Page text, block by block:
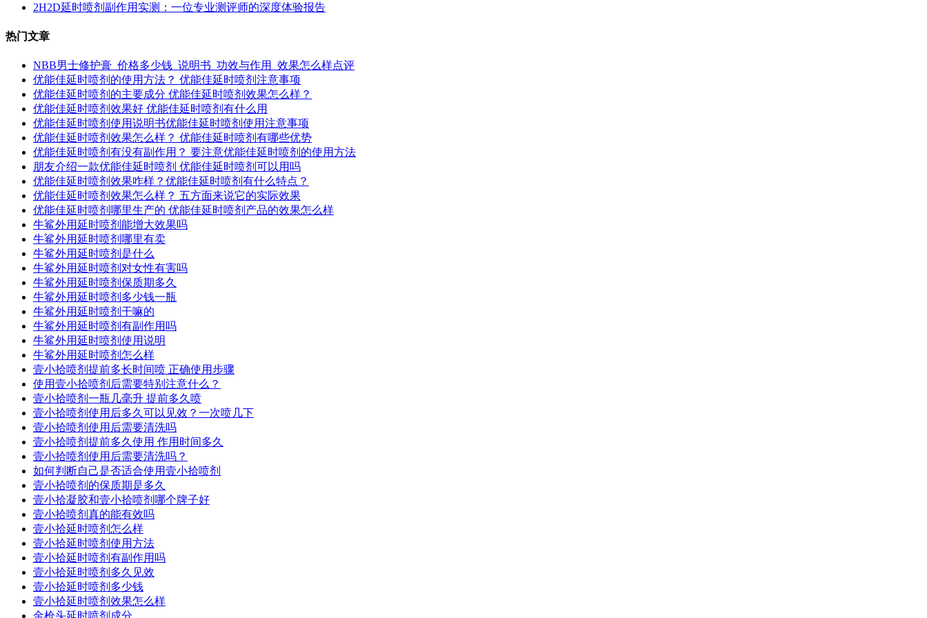
2H2D延时喷剂副作用实测：一位专业测评师的深度体验报告
热门文章
NBB男士修护膏_价格多少钱_说明书_功效与作用_效果怎么样点评
优能佳延时喷剂的使用方法？ 优能佳延时喷剂注意事项
优能佳延时喷剂的主要成分 优能佳延时喷剂效果怎么样？
优能佳延时喷剂效果好 优能佳延时喷剂有什么用
优能佳延时喷剂使用说明书优能佳延时喷剂使用注意事项
优能佳延时喷剂效果怎么样？ 优能佳延时喷剂有哪些优势
优能佳延时喷剂有没有副作用？ 要注意优能佳延时喷剂的使用方法
朋友介绍一款优能佳延时喷剂 优能佳延时喷剂可以用吗
优能佳延时喷剂效果咋样？优能佳延时喷剂有什么特点？
优能佳延时喷剂效果怎么样？ 五方面来说它的实际效果
优能佳延时喷剂哪里生产的 优能佳延时喷剂产品的效果怎么样
牛鲨外用延时喷剂能增大效果吗
牛鲨外用延时喷剂哪里有卖
牛鲨外用延时喷剂是什么
牛鲨外用延时喷剂对女性有害吗
牛鲨外用延时喷剂保质期多久
牛鲨外用延时喷剂多少钱一瓶
牛鲨外用延时喷剂干嘛的
牛鲨外用延时喷剂有副作用吗
牛鲨外用延时喷剂使用说明
牛鲨外用延时喷剂怎么样
壹小拾喷剂提前多长时间喷 正确使用步骤
使用壹小拾喷剂后需要特别注意什么？
壹小拾喷剂一瓶几毫升 提前多久喷
壹小拾喷剂使用后多久可以见效？一次喷几下
壹小拾喷剂使用后需要清洗吗
壹小拾喷剂提前多久使用 作用时间多久
壹小拾喷剂使用后需要清洗吗？
如何判断自己是否适合使用壹小拾喷剂
壹小拾喷剂的保质期是多久
壹小拾凝胶和壹小拾喷剂哪个牌子好
壹小拾喷剂真的能有效吗
壹小拾延时喷剂怎么样
壹小拾延时喷剂使用方法
壹小拾延时喷剂有副作用吗
壹小拾延时喷剂多久见效
壹小拾延时喷剂多少钱
壹小拾延时喷剂效果怎么样